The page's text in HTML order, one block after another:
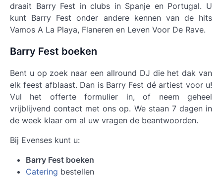
draait Barry Fest in clubs in Spanje en Portugal. U
kunt Barry Fest onder andere kennen van de hits
Vamos A La Playa, Flaneren en Leven Voor De Rave.
Barry Fest boeken
Bent u op zoek naar een allround DJ die het dak van
elk feest afblaast. Dan is Barry Fest dé artiest voor u!
Vul het offerte formulier in, of neem geheel
vrijblijvend contact met ons op. We staan 7 dagen in
de week klaar om al uw vragen de beantwoorden.
Bij Evenses kunt u:
Barry Fest boeken
Catering bestellen